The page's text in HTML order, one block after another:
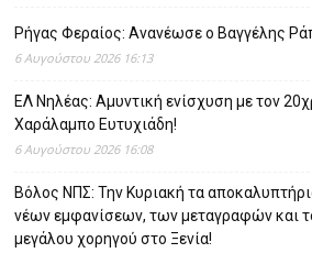
Ρήγας Φεραίος: Ανανέωσε ο Βαγγέλης
6 Αυγούστου 2026 16:13
ΕΛ Νηλέας: Αμυντική ενίσχυση με τον
Χαράλαμπο Ευτυχιάδη!
6 Αυγούστου 2026 16:08
Βόλος ΝΠΣ: Την Κυριακή τα
νέων εμφανίσεων, των μεταγραφών και
μεγάλου χορηγού στο Ξενία!